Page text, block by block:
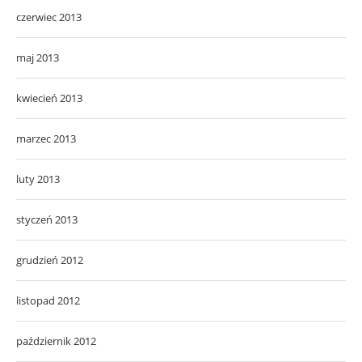
czerwiec 2013
maj 2013
kwiecień 2013
marzec 2013
luty 2013
styczeń 2013
grudzień 2012
listopad 2012
październik 2012